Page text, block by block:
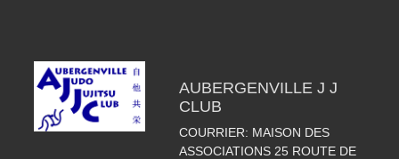
AUBERGENVILLE J J
CLUB
COURRIER: MAISON DES
ASSOCIATIONS 25 ROUTE DE